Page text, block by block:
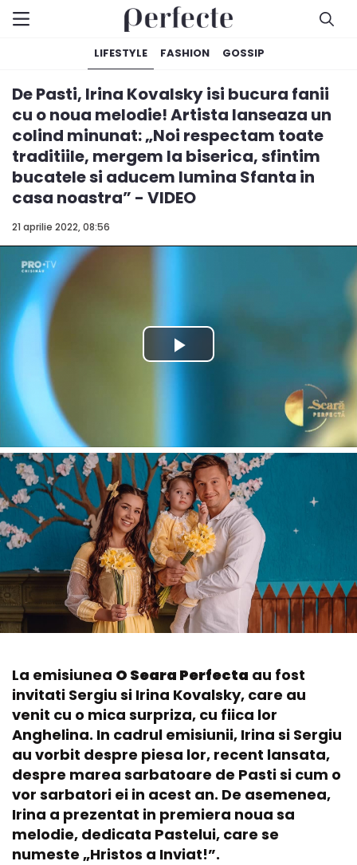
LIFESTYLE FASHION GOSSIP
21 aprilie 2022, 08:56
De Pasti, Irina Kovalsky isi bucura fanii
cu o noua melodie! Artista lanseaza un
colind minunat: „Noi respectam toate
traditiile, mergem la biserica, sfintim
bucatele si aducem lumina Sfanta in
casa noastra” - VIDEO
La emisiunea O Seara Perfecta au fost
invitati Sergiu si Irina Kovalsky, care au
venit cu o mica surpriza, cu fiica lor
Anghelina. In cadrul emisiunii, Irina si Sergiu
au vorbit despre piesa lor, recent lansata,
despre marea sarbatoare de Pasti si cum o
vor sarbatori ei in acest an. De asemenea,
Irina a prezentat in premiera noua sa
melodie, dedicata Pastelui, care se
numeste „Hristos a Inviat!”.